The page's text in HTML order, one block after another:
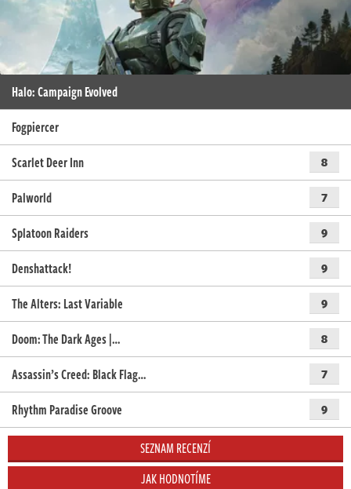
Halo: Campaign Evolved
Fogpiercer
Scarlet Deer Inn
8
Palworld 7
Splatoon Raiders 9
Denshattack! 9
The Alters: Last Variable 9
Doom: The Dark Ages |… 8
Assassin’s Creed: Black Flag… 7
Rhythm Paradise Groove 9
SEZNAM RECENZÍ
JAK HODNOTÍME